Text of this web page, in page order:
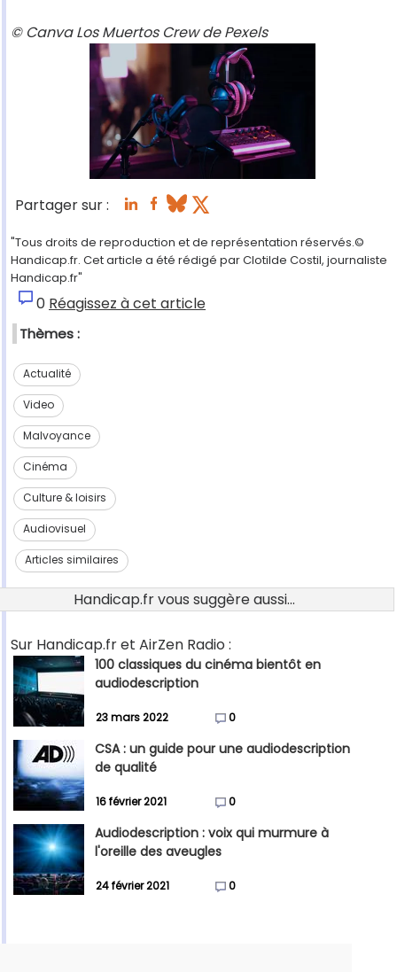
© Canva Los Muertos Crew de Pexels
Partager sur :
"Tous droits de reproduction et de représentation réservés.©
Handicap.fr. Cet article a été rédigé par Clotilde Costil, journaliste
Handicap.fr"
0 Réagissez à cet article
Thèmes :
Actualité
Video
Malvoyance
Cinéma
Culture & loisirs
Audiovisuel
Articles similaires
Handicap.fr vous suggère aussi...
Sur Handicap.fr et AirZen Radio :
100 classiques du cinéma bientôt en
audiodescription
23 mars 2022 0
CSA : un guide pour une audiodescription
de qualité
16 février 2021 0
Audiodescription : voix qui murmure à
l'oreille des aveugles
24 février 2021 0